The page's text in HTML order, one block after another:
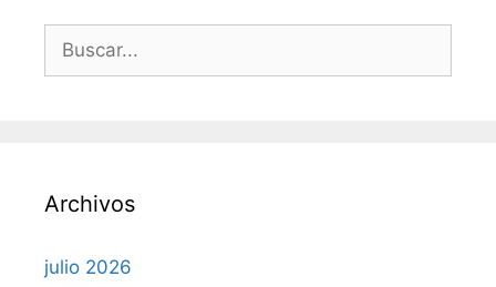
Archivos
julio 2026